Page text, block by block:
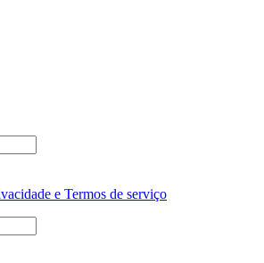
e Termos de serviço